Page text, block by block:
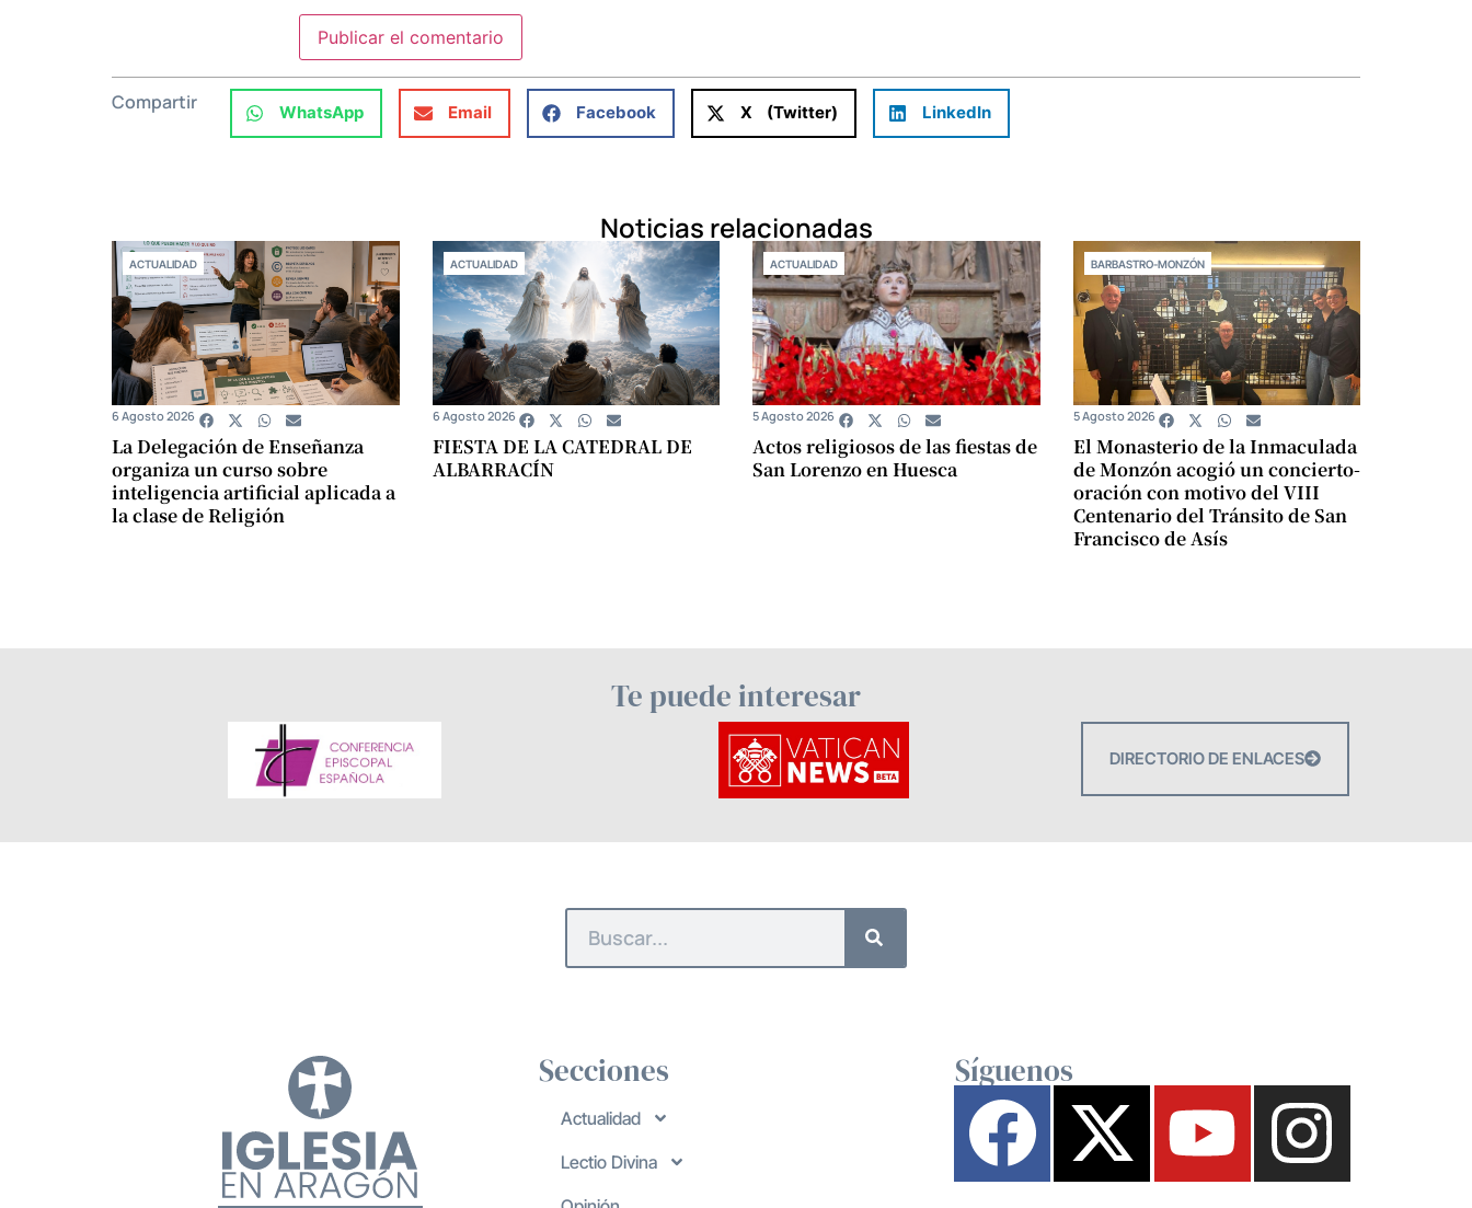
Compartir WhatsApp Email Facebook X (Twitter) LinkedIn
Noticias relacionadas
ACTUALIDAD
La Delegación de Enseñanza
organiza un curso sobre
inteligencia artificial aplicada a
la clase de Religión
6 Agosto 2026
ACTUALIDAD
FIESTA DE LA CATEDRAL DE
ALBARRACÍN
6 Agosto 2026
ACTUALIDAD
Actos religiosos de las fiestas de
San Lorenzo en Huesca
5 Agosto 2026
BARBASTRO-MONZÓN
El Monasterio de la Inmaculada
de Monzón acogió un concierto-
oración con motivo del VIII
Centenario del Tránsito de San
Francisco de Asís
5 Agosto 2026
Te puede interesar
DIRECTORIO DE ENLACES
Secciones
Actualidad
Lectio Divina
Síguenos